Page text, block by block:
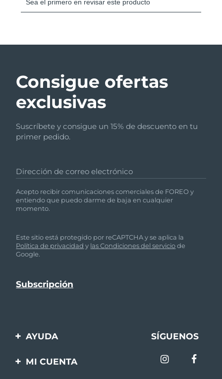
Consigue ofertas
exclusivas
Suscríbete y consigue un 15% de descuento en tu
primer pedido.
Dirección de correo electrónico
Acepto recibir comunicaciones comerciales de FOREO y
entiendo que puedo darme de baja en cualquier
momento.
Este sitio está protegido por reCAPTCHA y se aplica la
Política de privacidad y las Condiciones del serviciode
Google.
AYUDA
Contáctanos
SÍGUENOS
MI CUENTA